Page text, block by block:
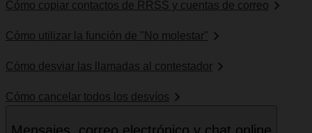
Cómo copiar contactos de RRSS y cuentas de correo
Cómo utilizar la función de "No molestar"
Cómo desviar las llamadas al contestador
Cómo cancelar todos los desvíos